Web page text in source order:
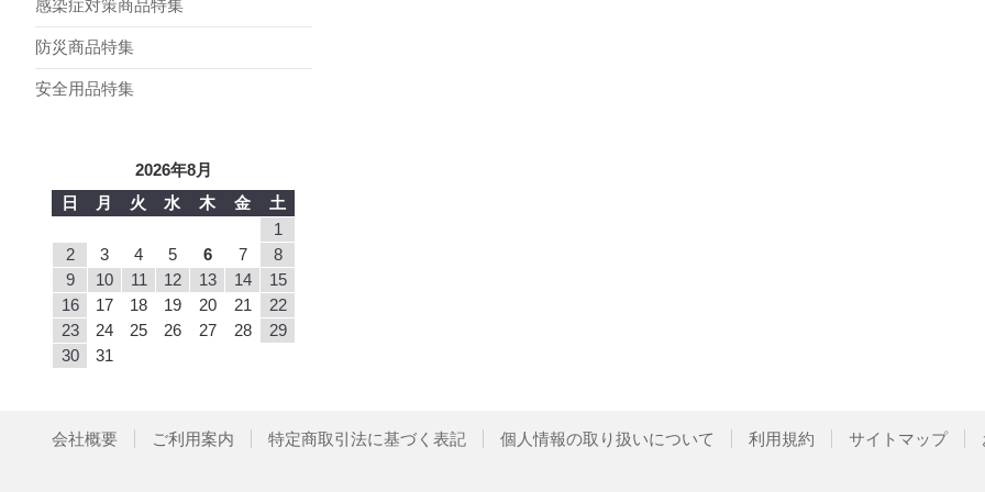
感染症対策商品特集
防災商品特集
安全用品特集
2026年8月
日
月 火 水 木 金
土
1
2
3 4 5 6 7
8
9
10 11 12 13 14
15
16
17 18 19 20 21
22
23
24 25 26 27 28
29
30
31
会社概要 ご利用案内 特定商取引法に基づく表記 個人情報の取り扱いについて 利用規約 サイトマップ